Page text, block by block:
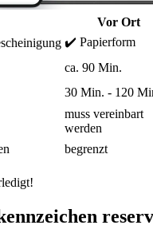
Vor Ort
✔️ Papierform
ca. 90 Min.
30 Min. - 120
muss vereinbart
werden
begrenzt